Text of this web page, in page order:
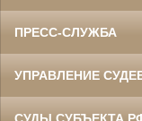
ПРЕСС-СЛУЖБА
УПРАВЛЕНИЕ